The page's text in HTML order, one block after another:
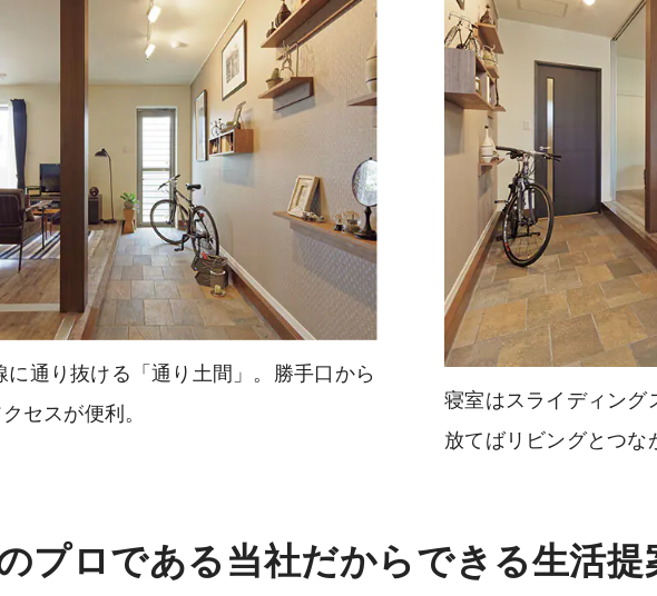
通り抜ける「通り土間」。勝手口から
セスが便利。
寝室はスライディン
放てばリビングとつな
プロである当社だからできる生活提